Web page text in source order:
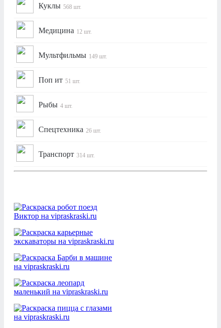
Куклы 568 шт.
Медицина 12 шт.
Мультфильмы 149 шт.
Поп ит 51 шт.
Рыбы 4 шт.
Спецтехника 26 шт.
Транспорт 314 шт.